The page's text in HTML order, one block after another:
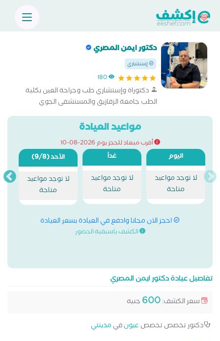
دكتور ايمن المصري
إستشاري
180
دكتوراة وإستشاري طب وجراحة العين بكلية
الطب جامعة الزقازيق والمستشفى الجوي
التخصصي
مواعيد العيادة
أقرب ميعاد للحجز يوم 2026-08-10
اليوم
لا توجد مواعيد
متاحة
غداً
لا توجد مواعيد
متاحة
الأحد(9/8)
لا توجد مواعيد
متاحة
احجز الان مجانا وادفع في العيادة بسعر العيادة
الكشف باسبقية الحضور
تفاصيل عيادة دكتور ايمن المصري
سعر الكشف:600 جنيه
دكتور تخصص تخصص عيونفي مدينتي